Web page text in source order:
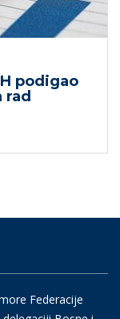
podigao
Federacije